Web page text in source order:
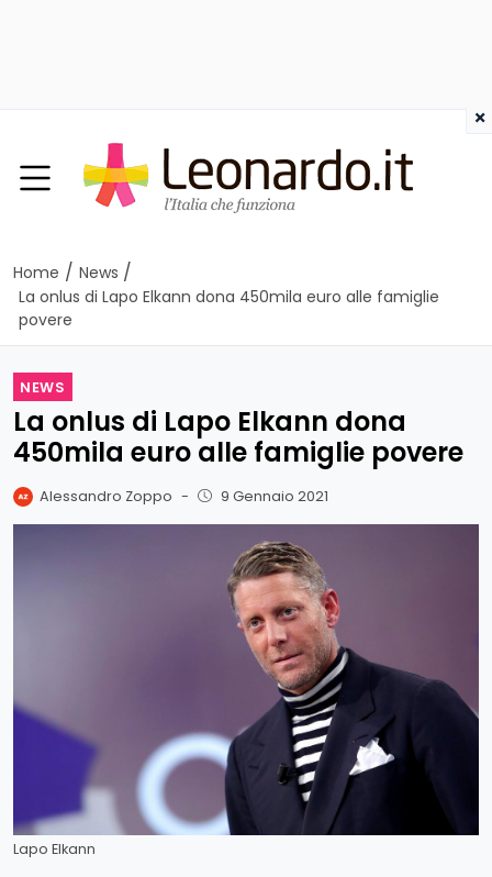
Home / News /
La onlus di Lapo Elkann dona 450mila euro alle famiglie
povere
NEWS
La onlus di Lapo Elkann dona
450mila euro alle famiglie povere
Alessandro Zoppo - 9 Gennaio 2021
Lapo Elkann
×